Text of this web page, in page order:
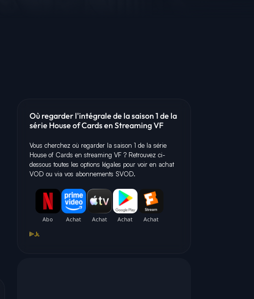
Où regarder l'intégrale de la saison 1 de la
série House of Cards en Streaming VF
Vous cherchez où regarder la saison 1 de la série
House of Cards en streaming VF ? Retrouvez ci-
dessous toutes les options légales pour voir en achat
VOD ou via vos abonnements SVOD.